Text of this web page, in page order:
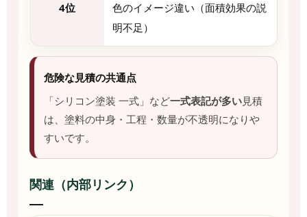
4位
色のイメージ違い（面積効果の説
明不足）
危険な見積の共通点
「シリコン塗装 一式」など一式表記が多い見積
は、塗料の中身・工程・数量が不透明になりや
すいです。
関連（内部リンク）